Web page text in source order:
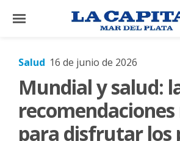
×
El
Mundo
Salud 16 de junio de 2026
Mundial y salud:
para disfrutar los